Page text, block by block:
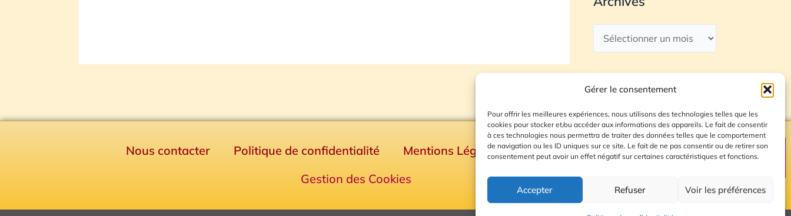
Gérer le consentement
Pour offrir les meilleures expériences, nous utilisons des technologies telles que les
cookies pour stocker et/ou accéder aux informations des appareils. Le fait de consentir
à ces technologies nous permettra de traiter des données telles que le comportement
de navigation ou les ID uniques sur ce site. Le fait de ne pas consentir ou de retirer son
consentement peut avoir un effet négatif sur certaines caractéristiques et fonctions.
Accepter Refuser Voir les préférences
Nous contacter Politique de confidentialité Mentions Légales
Plan du site
Gestion des Cookies